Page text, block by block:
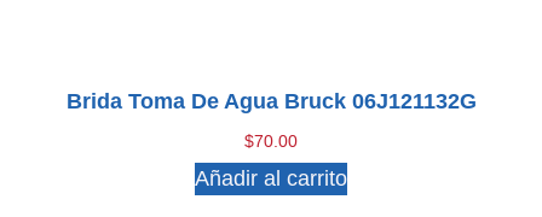
Brida Toma De Agua Bruck 06J121132G
$70.00
Añadir al carrito